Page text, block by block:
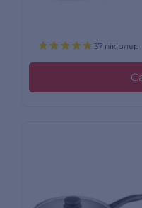
37 пікірлер